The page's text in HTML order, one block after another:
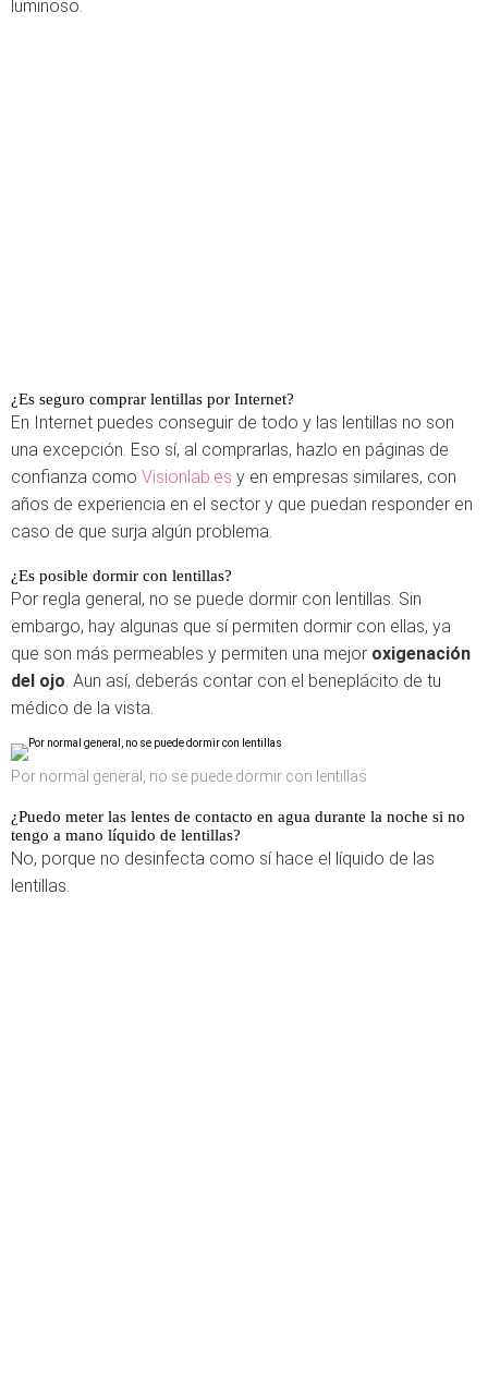
luminoso.
¿Es seguro comprar lentillas por Internet?
En Internet puedes conseguir de todo y las lentillas no son
una excepción. Eso sí, al comprarlas, hazlo en páginas de
confianza como Visionlab.es y en empresas similares, con
años de experiencia en el sector y que puedan responder en
caso de que surja algún problema.
¿Es posible dormir con lentillas?
Por regla general, no se puede dormir con lentillas. Sin
embargo, hay algunas que sí permiten dormir con ellas, ya
que son más permeables y permiten una mejor oxigenación
del ojo. Aun así, deberás contar con el beneplácito de tu
médico de la vista.
Por normal general, no se puede dormir con lentillas
¿Puedo meter las lentes de contacto en agua durante la noche si no
tengo a mano líquido de lentillas?
No, porque no desinfecta como sí hace el líquido de las
lentillas.